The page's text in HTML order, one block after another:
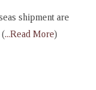
shipment are
(...Read More)